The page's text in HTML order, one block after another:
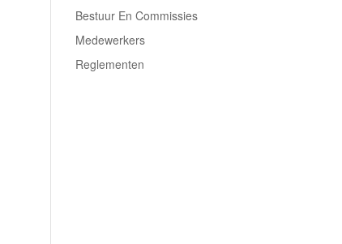
Bestuur En Commissies
Medewerkers
Reglementen